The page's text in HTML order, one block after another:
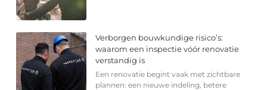
Verborgen bouwkundige risico’s:
waarom een inspectie vóór renovatie
verstandig is
Een renovatie begint vaak met zichtbare
plannen: een nieuwe indeling, betere